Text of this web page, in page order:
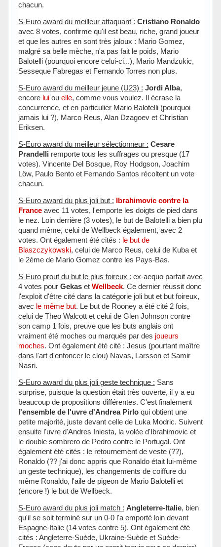
chacun.
S-Euro award du meilleur attaquant : Cristiano Ronaldo
avec 8 votes, confirme qu'il est beau, riche, grand joueur
et que les autres en sont très jaloux : Mario Gomez,
malgré sa belle mèche, n'a pas fait le poids, Mario
Balotelli (pourquoi encore celui-ci...), Mario Mandzukic,
Sesseque Fabregas et Fernando Torres non plus.
S-Euro award du meilleur jeune (U23) : Jordi Alba,
encore luiou elle, comme vous voulez. Il écrase la
concurrence, et en particulier Mario Balotelli (pourquoi
jamais lui ?), Marco Reus, Alan Dzagoev et Christian
Eriksen.
S-Euro award du meilleur sélectionneur : Cesare
Prandelli remporte tous les suffrages ou presque (17
votes). Vincente Del Bosque, Roy Hodgson, Joachim
Löw, Paulo Bento et Fernando Santos récoltent un vote
chacun.
S-Euro award du plus joli but : Ibrahimovic contre la
Franceavec 11 votes, l'emporte les doigts de pied dans
le nez. Loin derrière (3 votes), le but de Balotelli a bien plu
quand même, celui de Wellbeck également, avec 2
votes. Ont également été cités : le but de
Blaszczykowski, celui de Marco Reus, celui de Kuba et
le 2ème de Mario Gomez contre les Pays-Bas.
S-Euro prout du but le plus foireux : ex-aequo parfait avec
4 votes pour Gekaset Wellbeck. Ce dernier réussit donc
l'exploit d'être cité dans la catégorie joli but et but foireux,
avec le même but. Le but de Rooney a été cité 2 fois,
celui de Theo Walcott et celui de Glen Johnson contre
son camp 1 fois, preuve que les buts anglais ont
vraiment été moches ou marqués par des joueurs
moches. Ont également été cité : Jesus (pourtant maître
dans l'art d'enfoncer le clou) Navas, Larsson et Samir
Nasri.
S-Euro award du plus joli geste technique : Sans
surprise, puisque la question était très ouverte, il y a eu
beaucoup de propositions différentes. C'est finalement
l'ensemble de l'uvre d'Andrea Pirloqui obtient une
petite majorité, juste devant celle de Luka Modric. Suivent
ensuite l'uvre d'Andres Iniesta, la volée d'Ibrahimovic et
le double sombrero de Pedro contre le Portugal. Ont
également été cités : le retournement de veste (??),
Ronaldo (?? j'ai donc appris que Ronaldo était lui-même
un geste technique), les changements de coiffure du
même Ronaldo, l'aile de pigeon de Mario Balotelli et
(encore !) le but de Wellbeck.
S-Euro award du plus joli match : Angleterre-Italie, bien
qu'il se soit terminé sur un 0-0 l'a emporté loin devant
Espagne-Italie (14 votes contre 5). Ont également été
cités : Angleterre-Suède, Ukraine-Suède et Suède-